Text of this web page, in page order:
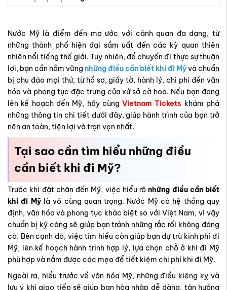
Nước Mỹ là điểm đến mơ ước với cảnh quan đa dạng, từ
những thành phố hiện đại sầm uất đến các kỳ quan thiên
nhiên nổi tiếng thế giới. Tuy nhiên, để chuyến đi thực sự thuận
lợi, bạn cần nắm vững những điều cần biết khi đi Mỹvà chuẩn
bị chu đáo mọi thứ, từ hồ sơ, giấy tờ, hành lý, chi phí đến văn
hóa và phong tục đặc trưng của xứ sở cờ hoa. Nếu bạn đang
lên kế hoạch đến Mỹ, hãy cùngVietnam Tickets khám phá
những thông tin chi tiết dưới đây, giúp hành trình của bạn trở
nên an toàn, tiện lợi và trọn vẹn nhất.
Tại sao cần tìm hiểu những điều
cần biết khi đi Mỹ?
Trước khi đặt chân đến Mỹ, việc hiểu rõnhững điều cần biết
khi đi Mỹlà vô cùng quan trọng. Nước Mỹ có hệ thống quy
định, văn hóa và phong tục khác biệt so với Việt Nam, vì vậy
chuẩn bị kỹ càng sẽ giúp bạn tránh những rắc rối không đáng
có. Bên cạnh đó, việc tìm hiểu còn giúp bạn dự trù kinh phí đi
Mỹ, lên kế hoạch hành trình hợp lý, lựa chọn chỗ ở khi đi Mỹ
phù hợp và nắm được các mẹo để tiết kiệm chi phí khi đi Mỹ.
Ngoài ra, hiểu trước về văn hóa Mỹ, những điều kiêng kỵ và
lưu ý khi giao tiếp sẽ giúp bạn hòa nhập dễ dàng, tận hưởng